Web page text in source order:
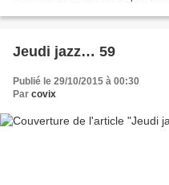
Jeudi jazz… 59
Publié le 29/10/2015 à 00:30
Par covix